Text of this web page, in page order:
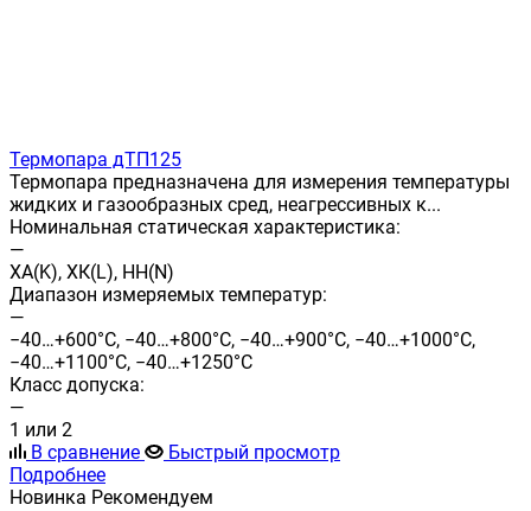
Термопара дТП125
Термопара предназначена для измерения температуры
жидких и газообразных сред, неагрессивных к...
Номинальная статическая характеристика:
—
ХА(K), ХК(L), НН(N)
Диапазон измеряемых температур:
—
−40…+600°C, −40…+800°C, −40…+900°C, −40…+1000°С,
−40…+1100°С, −40…+1250°С
Класс допуска:
—
1 или 2
В сравнение
Быстрый просмотр
Подробнее
Новинка Рекомендуем